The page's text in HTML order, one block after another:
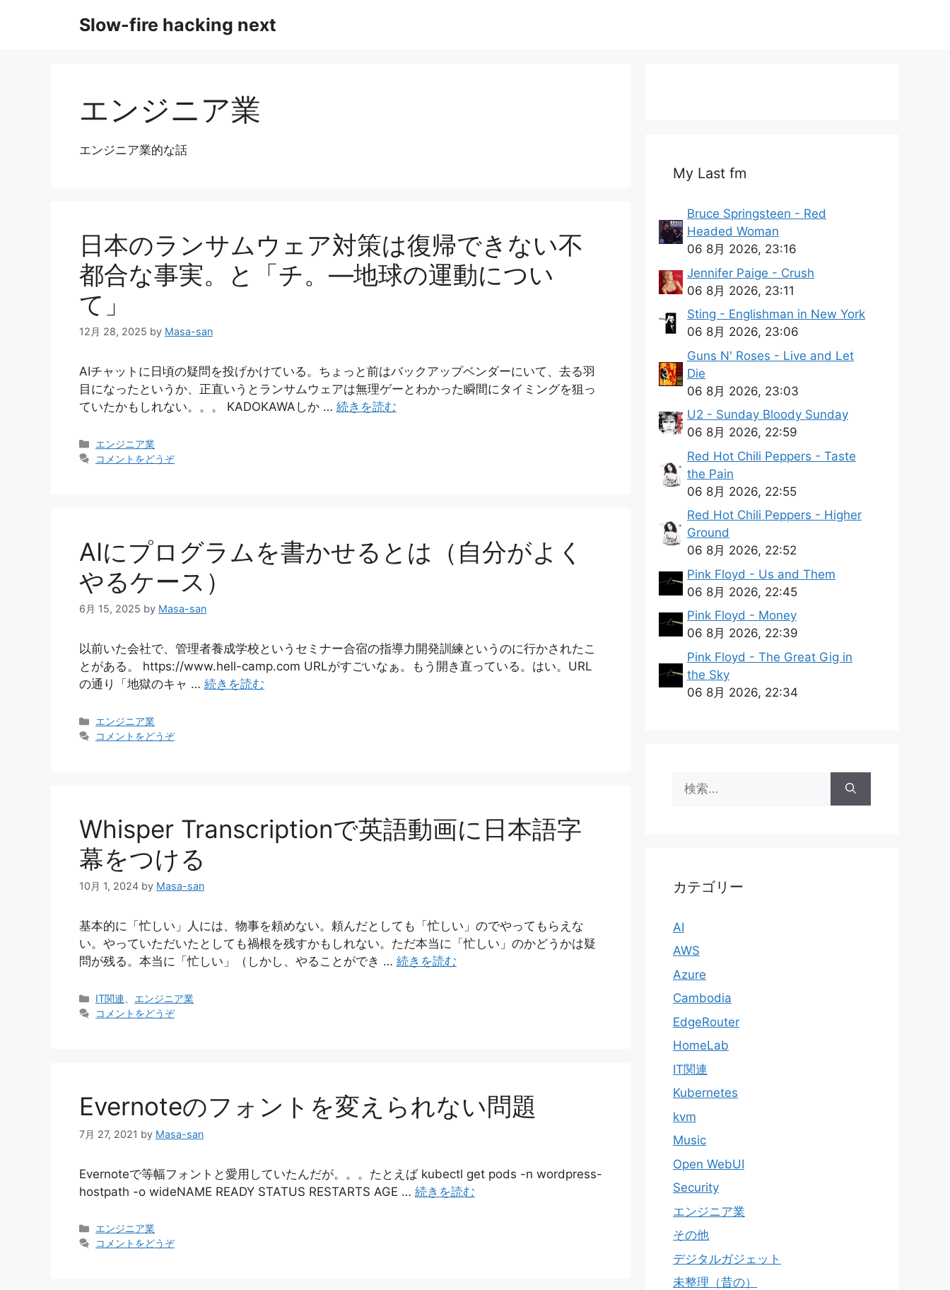
Slow-fire hacking next
エンジニア業
エンジニア業的な話
日本のランサムウェア対策は復帰できない不
都合な事実。と「チ。―地球の運動につい
て」
12月 28, 2025 by Masa-san
AIチャットに日頃の疑問を投げかけている。ちょっと前はバックアップベンダーにいて、去る羽
目になったというか、正直いうとランサムウェアは無理ゲーとわかった瞬間にタイミングを狙っ
ていたかもしれない。。。 KADOKAWAしか … 続きを読む
カ
テ
エンジニア業
コメントをどうぞ
AIにプログラムを書かせるとは（自分がよく
やるケース）
6月 15, 2025 by Masa-san
以前いた会社で、管理者養成学校というセミナー合宿の指導力開発訓練というのに行かされたこ
とがある。 https://www.hell-camp.com URLがすごいなぁ。もう開き直っている。はい。URL
の通り「地獄のキャ … 続きを読む
カ
テ
エンジニア業
コメントをどうぞ
Whisper Transcriptionで英語動画に日本語字
幕をつける
10月 1, 2024 by Masa-san
基本的に「忙しい」人には、物事を頼めない。頼んだとしても「忙しい」のでやってもらえな
い。やっていただいたとしても禍根を残すかもしれない。ただ本当に「忙しい」のかどうかは疑
問が残る。本当に「忙しい」（しかし、やることができ … 続きを読む
カ
テ
IT関連
エンジニア業
コメントをどうぞ
Evernoteのフォントを変えられない問題
7月 27, 2021 by Masa-san
Evernoteで等幅フォントと愛用していたんだが。。。たとえば kubectl get pods -n wordpress-
hostpath -o wideNAME READY STATUS RESTARTS AGE … 続きを読む
カ
テ
エンジニア業
コメントをどうぞ
My Last fm
Bruce Springsteen - Red
Headed Woman
06 8月 2026, 23:16
Jennifer Paige - Crush
06 8月 2026, 23:11
Sting - Englishman in New York
06 8月 2026, 23:06
Guns N' Roses - Live and Let
Die
06 8月 2026, 23:03
U2 - Sunday Bloody Sunday
06 8月 2026, 22:59
Red Hot Chili Peppers - Taste
the Pain
06 8月 2026, 22:55
Red Hot Chili Peppers - Higher
Ground
06 8月 2026, 22:52
Pink Floyd - Us and Them
06 8月 2026, 22:45
Pink Floyd - Money
06 8月 2026, 22:39
Pink Floyd - The Great Gig in
the Sky
06 8月 2026, 22:34
索:
カテゴリー
AI
AWS
Azure
Cambodia
EdgeRouter
HomeLab
IT関連
Kubernetes
kvm
Music
Open WebUI
Security
エンジニア業
その他
デジタルガジェット
未整理（昔の）